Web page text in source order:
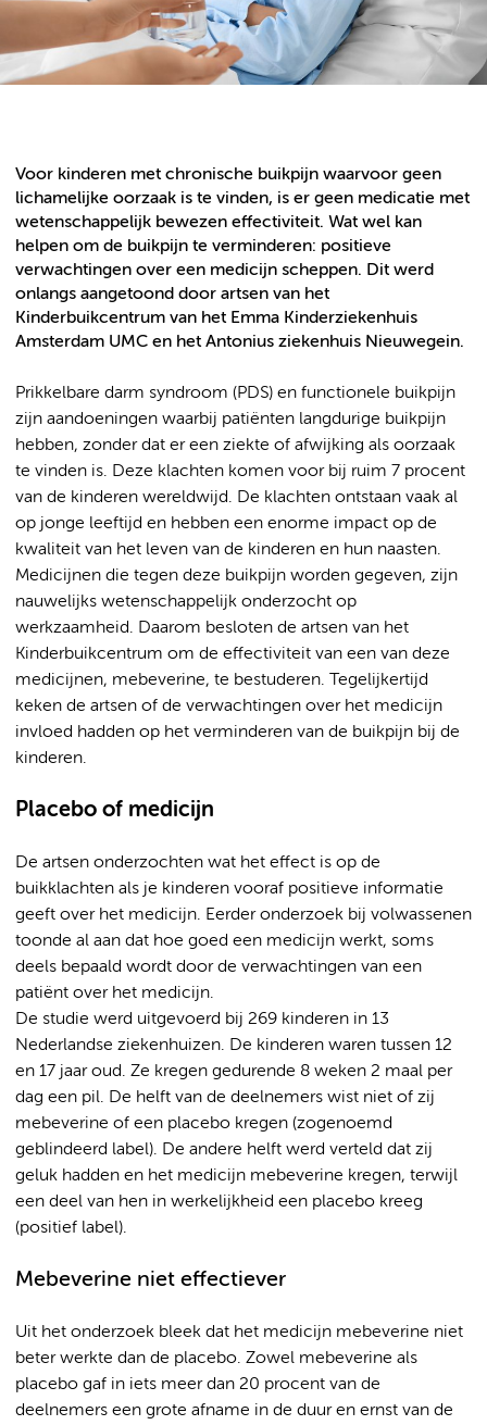
Voor kinderen met chronische buikpijn waarvoor geen
lichamelijke oorzaak is te vinden, is er geen medicatie met
wetenschappelijk bewezen effectiviteit. Wat wel kan
helpen om de buikpijn te verminderen: positieve
verwachtingen over een medicijn scheppen. Dit werd
onlangs aangetoond door artsen van het
Kinderbuikcentrum van het Emma Kinderziekenhuis
Amsterdam UMC en het Antonius ziekenhuis Nieuwegein.
Prikkelbare darm syndroom (PDS) en functionele buikpijn
zijn aandoeningen waarbij patiënten langdurige buikpijn
hebben, zonder dat er een ziekte of afwijking als oorzaak
te vinden is. Deze klachten komen voor bij ruim 7 procent
van de kinderen wereldwijd. De klachten ontstaan vaak al
op jonge leeftijd en hebben een enorme impact op de
kwaliteit van het leven van de kinderen en hun naasten.
Medicijnen die tegen deze buikpijn worden gegeven, zijn
nauwelijks wetenschappelijk onderzocht op
werkzaamheid. Daarom besloten de artsen van het
Kinderbuikcentrum om de effectiviteit van een van deze
medicijnen, mebeverine, te bestuderen. Tegelijkertijd
keken de artsen of de verwachtingen over het medicijn
invloed hadden op het verminderen van de buikpijn bij de
kinderen.
Placebo of medicijn
De artsen onderzochten wat het effect is op de
buikklachten als je kinderen vooraf positieve informatie
geeft over het medicijn. Eerder onderzoek bij volwassenen
toonde al aan dat hoe goed een medicijn werkt, soms
deels bepaald wordt door de verwachtingen van een
patiënt over het medicijn.
De studie werd uitgevoerd bij 269 kinderen in 13
Nederlandse ziekenhuizen. De kinderen waren tussen 12
en 17 jaar oud. Ze kregen gedurende 8 weken 2 maal per
dag een pil. De helft van de deelnemers wist niet of zij
mebeverine of een placebo kregen (zogenoemd
geblindeerd label). De andere helft werd verteld dat zij
geluk hadden en het medicijn mebeverine kregen, terwijl
een deel van hen in werkelijkheid een placebo kreeg
(positief label).
Mebeverine niet effectiever
Uit het onderzoek bleek dat het medicijn mebeverine niet
beter werkte dan de placebo. Zowel mebeverine als
placebo gaf in iets meer dan 20 procent van de
deelnemers een grote afname in de duur en ernst van de